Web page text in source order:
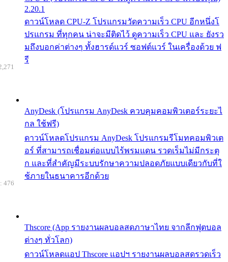
2.20.1
ดาวน์โหลด CPU-Z โปรแกรมวัดความเร็ว CPU อีกหนึ่งโ
ปรแกรม ที่ทุกคน น่าจะมีติดไว้ ดูความเร็ว CPU และ ยังรว
มถึงบอกค่าต่างๆ ทั้งฮารด์แวร์ ซอฟต์แวร์ ในเครื่องด้วย ฟ
รี
AnyDesk (โปรแกรม AnyDesk ควบคุมคอมพิวเตอร์ระยะไ
กล ใช้ฟรี)
ดาวน์โหลดโปรแกรม AnyDesk โปรแกรมรีโมทคอมพิวเต
อร์ ที่สามารถเชื่อมต่อแบบไร้พรมแดน รวดเร็มไม่มีกระตุ
ก และที่สำคัญมีระบบรักษาความปลอดภัยแบบเดียวกับที่ใ
ช้ภายในธนาคารอีกด้วย
Thscore (App รายงานผลบอลสดภาษาไทย จากลีกฟุตบอล
ต่างๆ ทั่วโลก)
ดาวน์โหลดแอป Thscore แอปฯ รายงานผลบอลสดรวดเร็ว
476